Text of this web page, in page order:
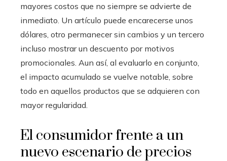
mayores costos que no siempre se advierte de
inmediato. Un artículo puede encarecerse unos
dólares, otro permanecer sin cambios y un tercero
incluso mostrar un descuento por motivos
promocionales. Aun así, al evaluarlo en conjunto,
el impacto acumulado se vuelve notable, sobre
todo en aquellos productos que se adquieren con
mayor regularidad.
El consumidor frente a un
nuevo escenario de precios